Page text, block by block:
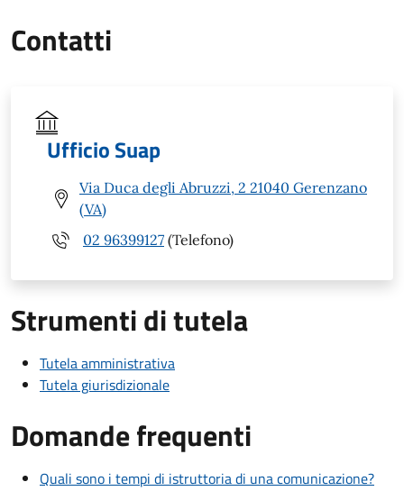
Contatti
Ufficio Suap
Via Duca degli Abruzzi, 2 21040 Gerenzano
(VA)
02 96399127 (Telefono)
Strumenti di tutela
Tutela amministrativa
Tutela giurisdizionale
Domande frequenti
Quali sono i tempi di istruttoria di una comunicazione?